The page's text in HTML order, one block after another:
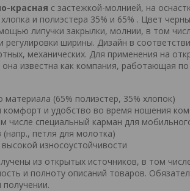
красная с застежкой-молнией, на
и полиэстера 35% и 65% . Цвет
липучки закрылки, молнии, в том
ширины. Дизайн в
механических. Для применения на
известна как компания, работающая
(65% полиэстер, 35% хлопок)
и удобство во время ношения
числе специальный карман для
петля для молотка)
износоустойчивости
из открытых источников, в том
и полноту описаний товаров.